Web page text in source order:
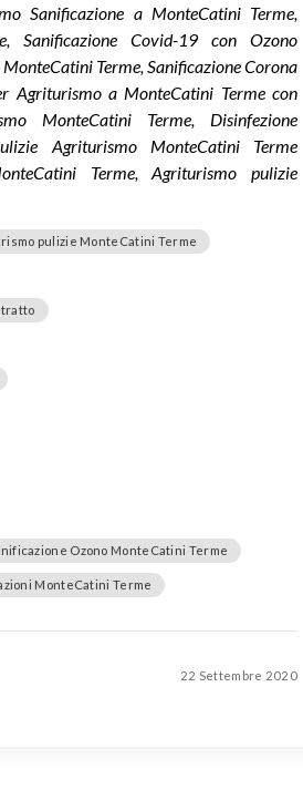
Sanificazione a MonteCatini Terme,
Sanificazione Covid-19 con Ozono
Terme, Sanificazione Corona
Agriturismo a MonteCatini Terme con
MonteCatini Terme, Disinfezione
Agriturismo MonteCatini Terme
Terme, Agriturismo pulizie
pulizie MonteCatini Terme
Ozono MonteCatini Terme
MonteCatini Terme
22 Settembre 2020